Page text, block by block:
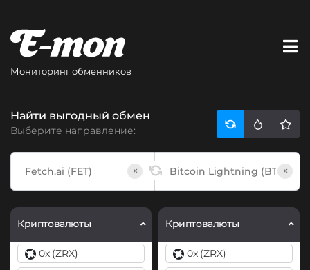
Мониторинг обменников
Найти выгодный обмен
Выберите направление:
× ×
Криптовалюты
0x (ZRX)
Криптовалюты
0x (ZRX)